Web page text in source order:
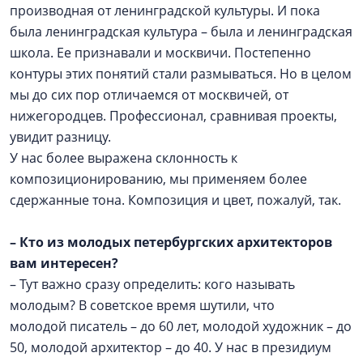
производная от ленинградской культуры. И пока
была ленинградская культура – была и ленинградская
школа. Ее признавали и москвичи. Постепенно
контуры этих понятий стали размываться. Но в целом
мы до сих пор отличаемся от москвичей, от
нижегородцев. Профессионал, сравнивая проекты,
увидит разницу.
У нас более выражена склонность к
композиционированию, мы применяем более
сдержанные тона. Композиция и цвет, пожалуй, так.
– Кто из молодых петербургских архитекторов
вам интересен?
– Тут важно сразу определить: кого называть
молодым? В советское время шутили, что
молодой писатель – до 60 лет, молодой художник – до
50, молодой архитектор – до 40. У нас в президиум